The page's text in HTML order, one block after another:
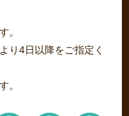
。
り4日以降をご指定く
。